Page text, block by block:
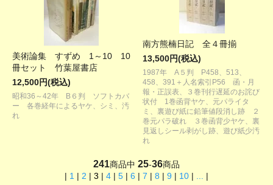
美術論集 すずめ 1～10 10
冊セット 竹葉屋書店
12,500円(税込)
昭和36～42年 B６判 ソフトカバ
ー 各巻経年によるヤケ、シミ、汚
れ
南方熊楠日記 全４冊揃
13,500円(税込)
1987年 A５判 P458、513、
458、391＋人名索引P56 函・月
報・正誤表、３巻刊行遅延のお詫び
状付 1巻函背ヤケ、元パライタ
ミ、裏遊び紙に鉛筆値段消し跡 ２
巻元パラ破れ ３巻函背少ヤケ、裏
見返しシール剥がし跡、遊び紙少汚
れ
241商品中 25-36商品
| 1 | 2 | 3 | 4 | 5 | 6 | 7 | 8 | 9 | 10 | ... |